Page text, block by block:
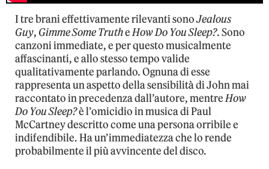
I tre brani effettivamente rilevanti sonoJealous
Guy, Gimme Some TrutheHow Do You Sleep?. Sono
canzoni immediate, e per questo musicalmente
affascinanti, e allo stesso tempo valide
qualitativamente parlando. Ognuna di esse
rappresenta un aspetto della sensibilità di John mai
raccontato in precedenza dall’autore, mentreHow
Do You Sleep?è l’omicidio in musica di Paul
McCartney descritto come una persona orribile e
indifendibile. Ha un’immediatezza che lo rende
probabilmente il più avvincente del disco.